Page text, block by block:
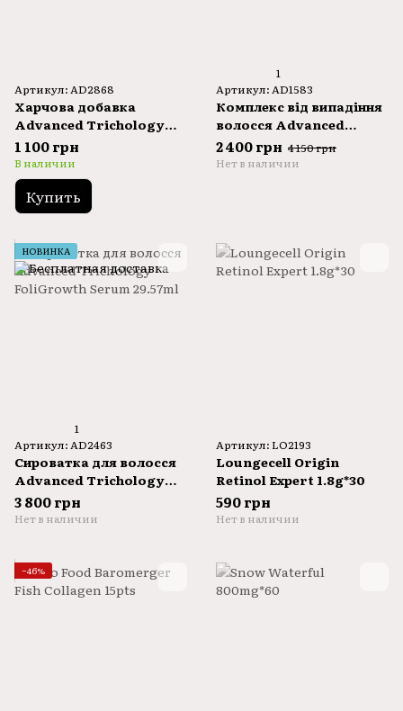
Артикул: AD2868
Харчова добавка
Advanced Trichology
Vitamin D3 29.57ml
1 100 грн
В наличии
Купить
1
Артикул: AD1583
Комплекс від випадіння
волосся Advanced
Trichology DHT Blocker
Immune Support 120
2 400 грн 4 150 грн
Нет в наличии
НОВИНКА
1
Артикул: AD2463
Сироватка для волосся
Advanced Trichology
FoliGrowth Serum
29.57ml
3 800 грн
Нет в наличии
Артикул: LO2193
Loungecell Origin
Retinol Expert 1.8g*30
590 грн
Нет в наличии
−46%